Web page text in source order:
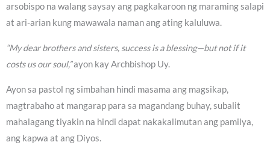
arsobispo na walang saysay ang pagkakaroon ng maraming salapi
at ari-arian kung mawawala naman ang ating kaluluwa.
“My dear brothers and sisters, success is a blessing—but not if it
costs us our soul,”ayon kay Archbishop Uy.
Ayon sa pastol ng simbahan hindi masama ang magsikap,
magtrabaho at mangarap para sa magandang buhay, subalit
mahalagang tiyakin na hindi dapat nakakalimutan ang pamilya,
ang kapwa at ang Diyos.